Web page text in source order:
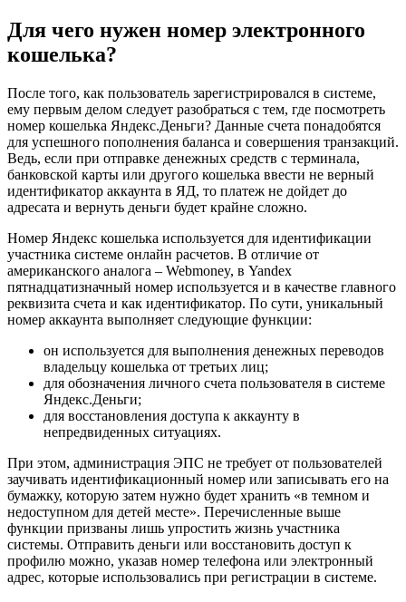
Для чего нужен номер электронного
кошелька?
После того, как пользователь зарегистрировался в системе,
ему первым делом следует разобраться с тем, где посмотреть
номер кошелька Яндекс.Деньги? Данные счета понадобятся
для успешного пополнения баланса и совершения транзакций.
Ведь, если при отправке денежных средств с терминала,
банковской карты или другого кошелька ввести не верный
идентификатор аккаунта в ЯД, то платеж не дойдет до
адресата и вернуть деньги будет крайне сложно.
Номер Яндекс кошелька используется для идентификации
участника системе онлайн расчетов. В отличие от
американского аналога – Webmoney, в Yandex
пятнадцатизначный номер используется и в качестве главного
реквизита счета и как идентификатор. По сути, уникальный
номер аккаунта выполняет следующие функции:
он используется для выполнения денежных переводов
владельцу кошелька от третьих лиц;
для обозначения личного счета пользователя в системе
Яндекс.Деньги;
для восстановления доступа к аккаунту в
непредвиденных ситуациях.
При этом, администрация ЭПС не требует от пользователей
заучивать идентификационный номер или записывать его на
бумажку, которую затем нужно будет хранить «в темном и
недоступном для детей месте». Перечисленные выше
функции призваны лишь упростить жизнь участника
системы. Отправить деньги или восстановить доступ к
профилю можно, указав номер телефона или электронный
адрес, которые использовались при регистрации в системе.